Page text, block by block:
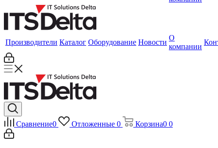
Производители Каталог Оборудование Новости
О
компании
Сравнение0 Отложенные 0 Корзина0 0